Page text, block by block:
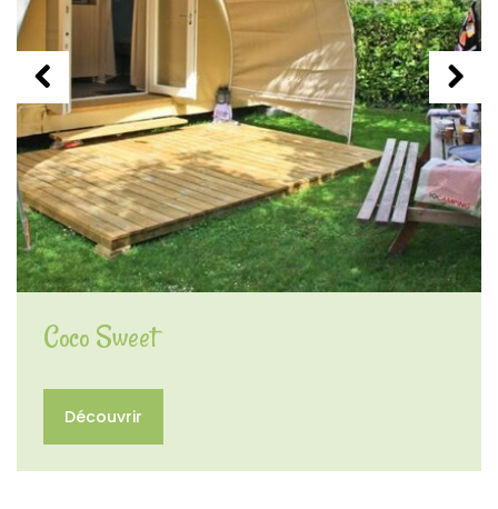
Coco Sweet
Découvrir